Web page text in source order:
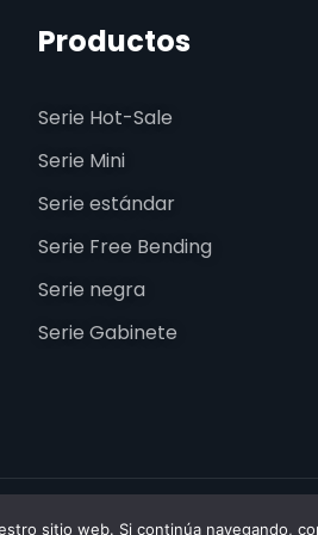
Productos
Serie Hot-Sale
Serie Mini
Serie estándar
Serie Free Bending
Serie negra
Serie Gabinete
los derechos reservados.
sitio web. Si continúa navegando,